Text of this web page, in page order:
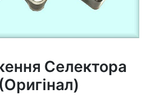
Селектора